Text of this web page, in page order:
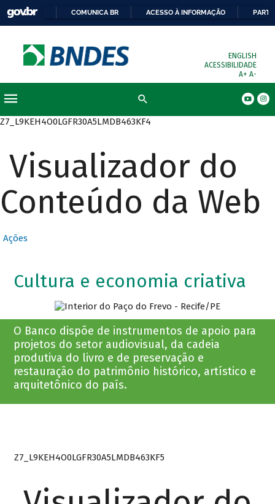
COMUNICA BR ACESSO À INFORMAÇÃO
ENGLISH
ACESSIBILIDADE
A+ A-
Z7_L9KEH4O0LGFR30A5LMDB463KF4
Visualizador do
Conteúdo da Web
Ações
Cultura e economia criativa
O Banco dispõe de instrumentos de apoio para
projetos do setor audiovisual, da cadeia
produtiva do livro e de preservação e
restauração do patrimônio histórico, artístico e
arquitetônico do país.
Z7_L9KEH4O0LGFR30A5LMDB463KF5